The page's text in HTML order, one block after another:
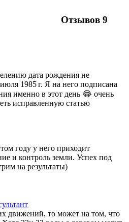
Отзывов 9
дата рождения не
1985 г. Я на него подписана
именно в этот день 😂 очень
исправленную статью
году у него приходит
и контроль земли. Успех под
на результаты)
движений, то может на том, что